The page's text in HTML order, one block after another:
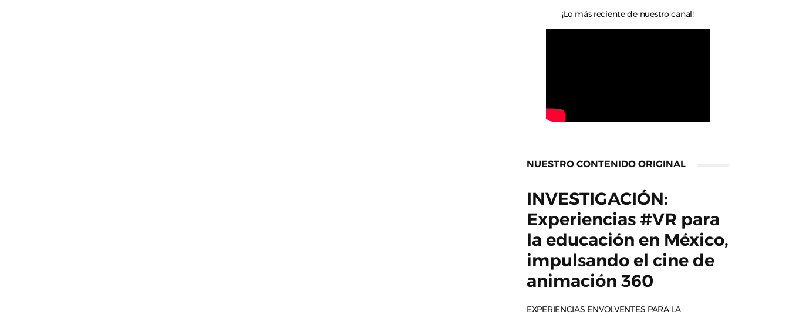
¡Lo más reciente de nuestro canal!
NUESTRO CONTENIDO ORIGINAL
INVESTIGACIÓN:
Experiencias #VR para
la educación en México,
impulsando el cine de
animación 360
EXPERIENCIAS ENVOLVENTES PARA LA